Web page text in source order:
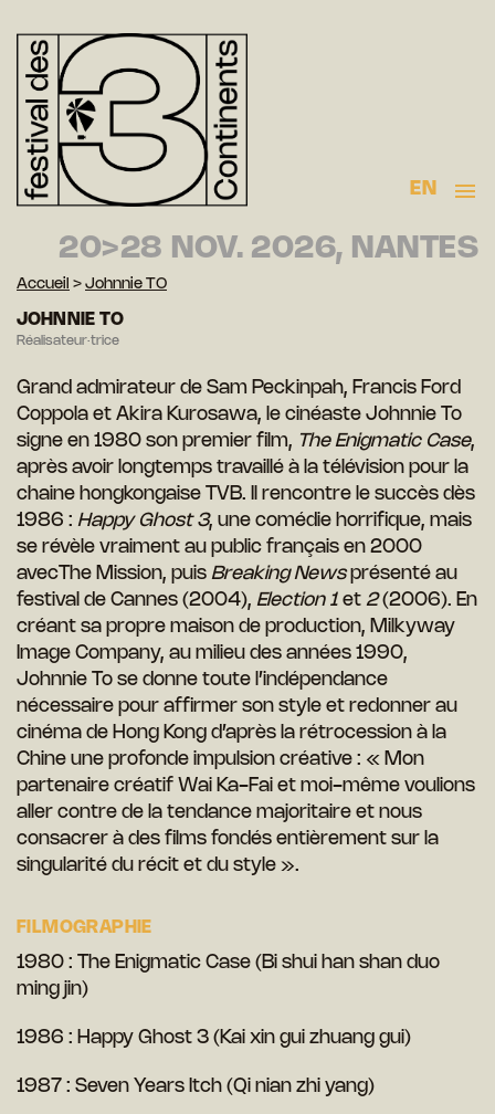
EN
20>28 NOV. 2026, NANTES
Accueil > Johnnie TO
JOHNNIE TO
Réalisateur·trice
Grand admirateur de Sam Peckinpah, Francis Ford
Coppola et Akira Kurosawa, le cinéaste Johnnie To
signe en 1980 son premier film, The Enigmatic Case,
après avoir longtemps travaillé à la télévision pour la
chaine hongkongaise TVB. Il rencontre le succès dès
1986 : Happy Ghost 3, une comédie horrifique, mais
se révèle vraiment au public français en 2000
avecThe Mission, puis Breaking Newsprésenté au
festival de Cannes (2004), Election 1 et 2(2006). En
créant sa propre maison de production, Milkyway
Image Company, au milieu des années 1990,
Johnnie To se donne toute l’indépendance
nécessaire pour affirmer son style et redonner au
cinéma de Hong Kong d’après la rétrocession à la
Chine une profonde impulsion créative : « Mon
partenaire créatif Wai Ka-Fai et moi-même voulions
aller contre de la tendance majoritaire et nous
consacrer à des films fondés entièrement sur la
singularité du récit et du style ».
FILMOGRAPHIE
1980 : The Enigmatic Case (Bi shui han shan duo
ming jin)
1986 : Happy Ghost 3 (Kai xin gui zhuang gui)
1987 : Seven Years Itch (Qi nian zhi yang)